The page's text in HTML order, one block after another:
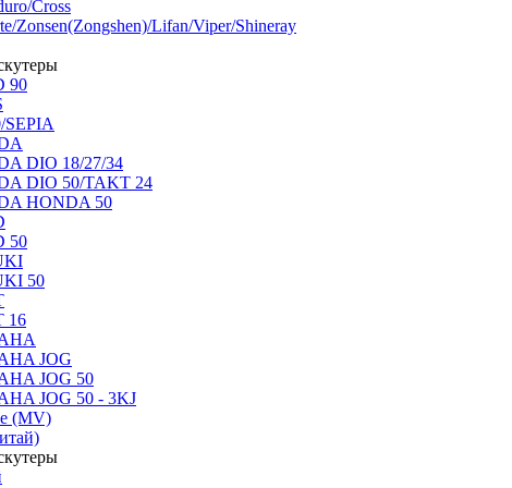
Cross
Zonsen(Zongshen)/Lifan/Viper/Shineray
90
SEPIA
DIO 18/27/34
DIO 50/TAKT 24
HONDA 50
50
50
16
JOG
JOG 50
JOG 50 - 3KJ
(MV)